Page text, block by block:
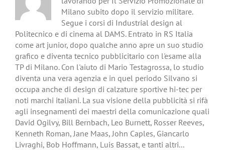
Milano subito dopo il servizio militare.
Segue i corsi di Industrial design al
Politecnico e di cinema al DAMS. Entrato in RS Italia
come art junior, dopo qualche anno apre un suo studio
grafico e diventa tecnico pubblicitario con l'esame alla
TP di Milano. Con l'aiuto di Mario Testagrossa, lo studio
diventa una vera agenzia e in quel periodo Silvano si
occupa anche di design di calzature sportive hi-tec per
noti marchi italiani. La sua visione della pubblicità si rifà
agli insegnamenti dei maestri della comunicazione quali
David Ogilvy, Bill Bernbach, Leo Burnett, Rosser Reeves,
Kenneth Roman, Jane Maas, John Caples, Giancarlo
Livraghi, Bob Hoffmann, Luis Bassat, e tanti altri...